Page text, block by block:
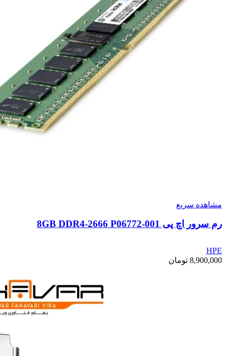
مشاهده سریع
رم سرور اچ پی 8GB DDR4-2666 P06772-001
HPE
8,900,000 تومان